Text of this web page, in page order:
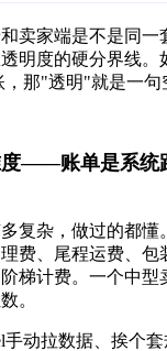
卖家端是不是同一
度的硬分界线。
那"透明"就是一句
度——账单是系统
复杂，做过的都懂
费、尾程运费、
梯计费。一个中型
。
手动拉数据、挨个